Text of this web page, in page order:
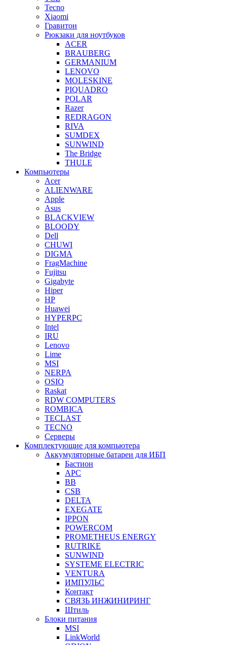
Tecno
Xiaomi
Гравитон
Рюкзаки для ноутбуков
ACER
BRAUBERG
GERMANIUM
LENOVO
MOLESKINE
PIQUADRO
POLAR
Razer
REDRAGON
RIVA
SUMDEX
SUNWIND
The Bridge
THULE
Компьютеры
Acer
ALIENWARE
Apple
Asus
BLACKVIEW
BLOODY
Dell
CHUWI
DIGMA
FragMachine
Fujitsu
Gigabyte
Hiper
HP
Huawei
HYPERPC
Intel
IRU
Lenovo
Lime
MSI
NERPA
OSIO
Raskat
RDW COMPUTERS
ROMBICA
TECLAST
TECNO
Серверы
Комплектующие для компьютера
Аккумуляторные батареи для ИБП
Бастион
APC
BB
CSB
DELTA
EXEGATE
IPPON
POWERCOM
PROMETHEUS ENERGY
RUTRIKE
SUNWIND
SYSTEME ELECTRIC
VENTURA
ИМПУЛЬС
Контакт
СВЯЗЬ ИНЖИНИРИНГ
Штиль
Блоки питания
MSI
LinkWorld